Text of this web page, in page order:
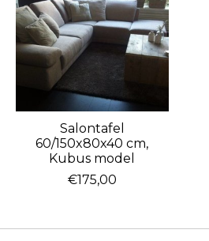
Salontafel
60/150x80x40 cm,
Kubus model
€175,00